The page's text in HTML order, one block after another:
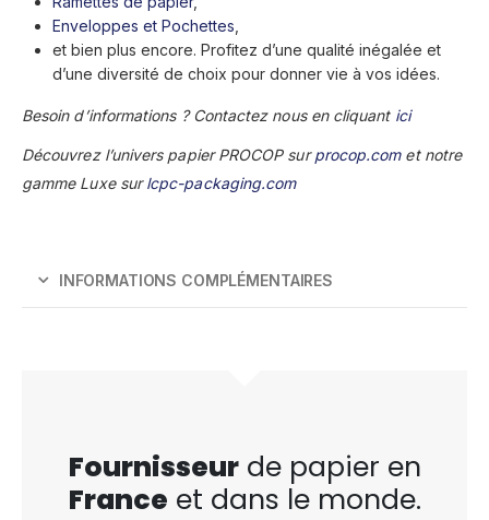
Enveloppes et Pochettes
et bien plus encore. Profitez d’une qualité inégalée et
d’une diversité de choix pour donner vie à vos idées.
Besoin d’informations ? Contactez nous en cliquant ici
Découvrez l’univers papier PROCOP surprocop.comet notre
gamme Luxe surlcpc-packaging.com
INFORMATIONS COMPLÉMENTAIRES
Fournisseurde papier en
France et dans le monde.